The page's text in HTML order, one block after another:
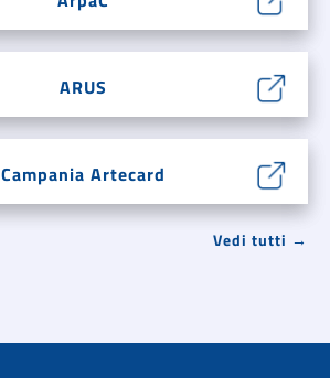
ARUS
Campania Artecard
Vedi tutti →